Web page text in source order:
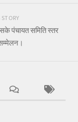
पंचायत समिति स्तर
सम्मेलन।